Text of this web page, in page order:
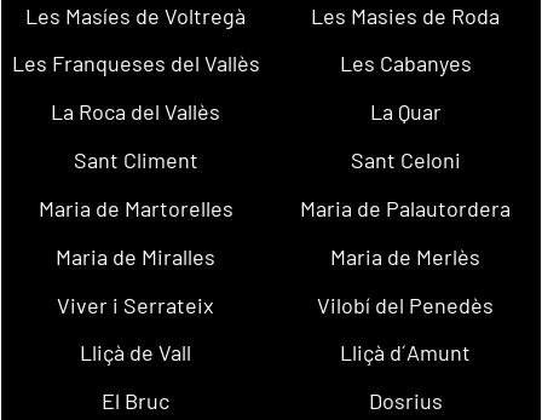
Les Masíes de Voltregà
Les Masies de Roda
Les Franqueses del Vallès
Les Cabanyes
La Roca del Vallès
La Quar
Sant Climent
Sant Celoni
Maria de Martorelles
Maria de Palautordera
Maria de Miralles
Maria de Merlès
Viver i Serrateix
Vilobí del Penedès
Lliçà de Vall
Lliçà d´Amunt
El Bruc
Dosrius